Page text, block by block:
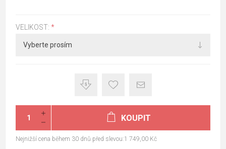
VELIKOST: *
KOUPIT
Nejnižší cena během 30 dnů před slevou:1 749,00 Kč